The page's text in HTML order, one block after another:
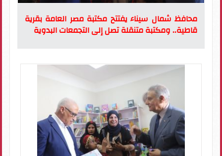
محافظ شمال سيناء يفتتح مكتبة مصر العامة بقرية
قاطية.. ومكتبة متنقلة تصل إلى التجمعات البدوية